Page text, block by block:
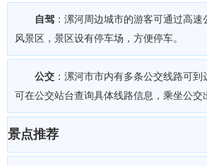
自驾 ：漯河周边城市的游客可通过高
风景区，景区设有停车场，方便停车。
公交 ：漯河市市内有多条公交线路可
可在公交站台查询具体线路信息，乘坐公交
景点推荐